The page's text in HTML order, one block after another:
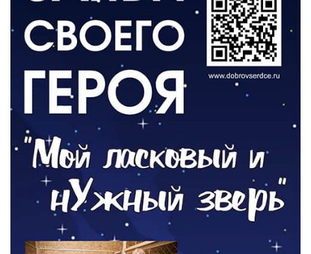
РАЗЪЯСНЯЕМ
Контракт с новой выплатой
05.08.2026